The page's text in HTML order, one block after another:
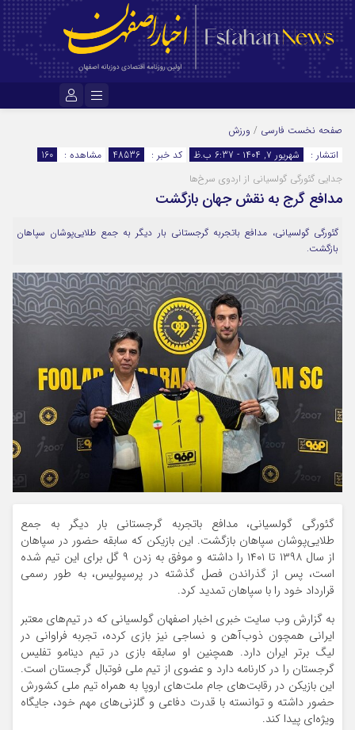
رمز عبور
مرا به خاطر بسپار
صفحه نخست فارسی / ورزش
انتشار :
شهریور ۷, ۱۴۰۴ - 6:37 ب.ظ کد خبر : 48536 مشاهده :
160
جدایی گئورگی گولسیانی از اردوی سرخ‌ها
مدافع گرج به نقش جهان بازگشت
گئورگی گولسیانی، مدافع باتجربه گرجستانی بار دیگر به جمع طلایی‌پوشان سپاهان
بازگشت.
گئورگی گولسیانی، مدافع باتجربه گرجستانی بار دیگر به جمع
طلایی‌پوشان سپاهان بازگشت. این بازیکن که سابقه حضور در سپاهان
از سال ۱۳۹۸ تا ۱۴۰۱ را داشته و موفق به زدن ۹ گل برای این تیم شده
است، پس از گذراندن فصل گذشته در پرسپولیس، به طور رسمی
قرارداد خود را با سپاهان تمدید کرد.
به گزارش وب سایت خبری اخبار اصفهان گولسیانی که در تیم‌های معتبر
ایرانی همچون ذوب‌آهن و نساجی نیز بازی کرده، تجربه فراوانی در
لیگ برتر ایران دارد. همچنین او سابقه بازی در تیم دینامو تفلیس
گرجستان را در کارنامه دارد و عضوی از تیم ملی فوتبال گرجستان است.
این بازیکن در رقابت‌های جام ملت‌های اروپا به همراه تیم ملی کشورش
حضور داشته و توانسته با قدرت دفاعی و گلزنی‌های مهم خود، جایگاه
ویژه‌ای پیدا کند.